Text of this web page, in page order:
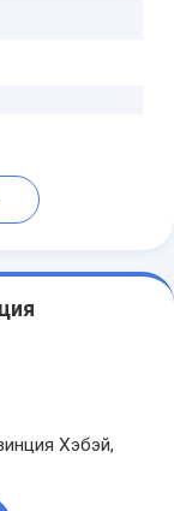
Хэбэй,